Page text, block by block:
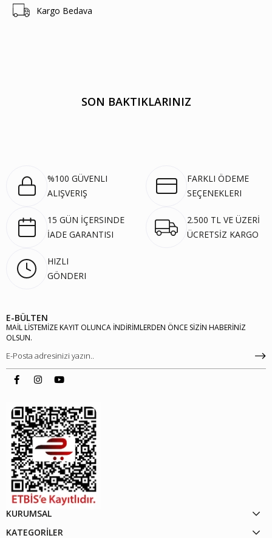
Kargo Bedava
SON BAKTIKLARINIZ
%100 GÜVENLI
ALIŞVERIŞ
FARKLI ÖDEME
SEÇENEKLERI
15 GÜN İÇERSINDE
İADE GARANTISI
2.500 TL VE ÜZERİ
ÜCRETSİZ KARGO
HIZLI
GÖNDERI
E-BÜLTEN
MAİL LİSTEMİZE KAYIT OLUNCA İNDİRİMLERDEN ÖNCE SİZİN HABERİNİZ
OLSUN.
KURUMSAL
KATEGORİLER